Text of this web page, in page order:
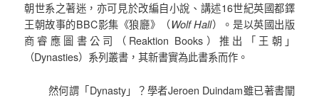
朝世系之著迷，亦可見於改編自小說、講述16世紀英國都鐸
王朝故事的BBC影集《狼廳》（Wolf Hall）。是以英國出版
商睿應圖書公司（Reaktion Books）推出「王朝」
（Dynasties）系列叢書，其新書實為此書系而作。
然何謂「Dynasty」？學者Jeroen Duindam雖已著書闡